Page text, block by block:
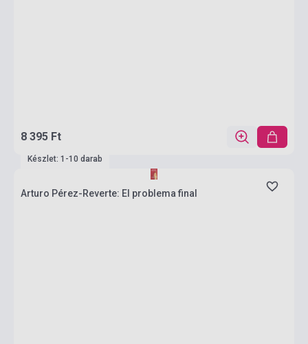
8 395 Ft
Készlet: 1-10 darab
Arturo Pérez-Reverte: El problema final